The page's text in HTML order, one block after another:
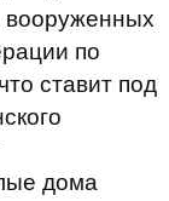
вооруженных
по
ставит под
дома